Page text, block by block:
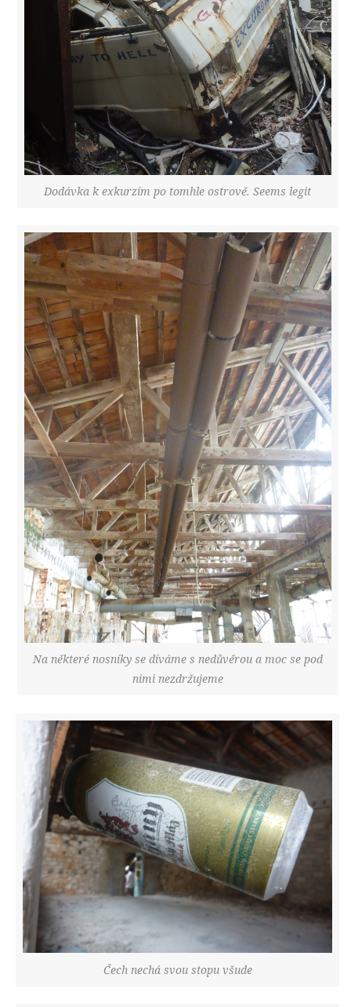
Dodávka k exkurzím po tomhle ostrově. Seems legit
Na některé nosníky se díváme s nedůvěrou a moc se pod
nimi nezdržujeme
Čech nechá svou stopu všude